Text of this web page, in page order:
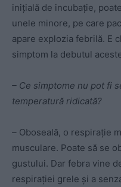
inițială de incubație,
unele minore, pe care
apare explozia febrilă. E
simptom la debutul
– Ce simptome nu pot fi
temperatură ridicată?
– Oboseală, o respirație
musculare. Poate să se
gustului. Dar febra vine
respirației grele și a